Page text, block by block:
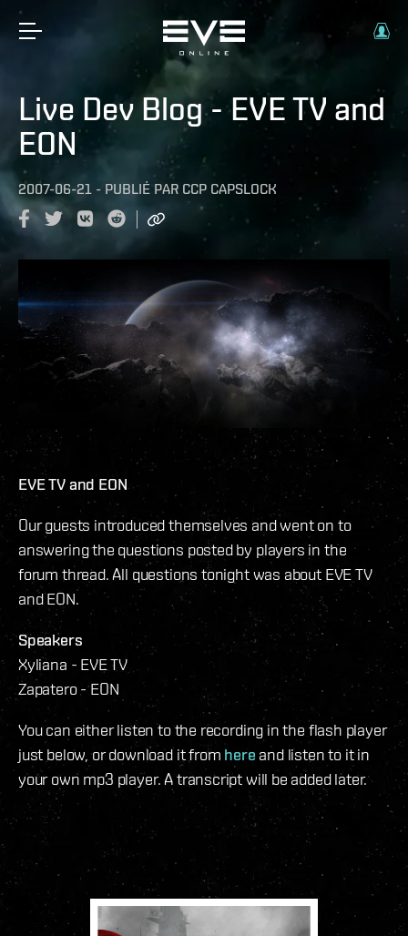
Live Dev Blog - EVE TV and
EON
2007-06-21 - PUBLIÉ PAR CCP CAPSLOCK
EVE TV and EON
Our guests introduced themselves and went on to
answering the questions posted by players in the
forum thread. All questions tonight was about EVE TV
and EON.
Speakers
Xyliana - EVE TV
Zapatero - EON
You can either listen to the recording in the flash player
just below, or download it from here and listen to it in
your own mp3 player. A transcript will be added later.